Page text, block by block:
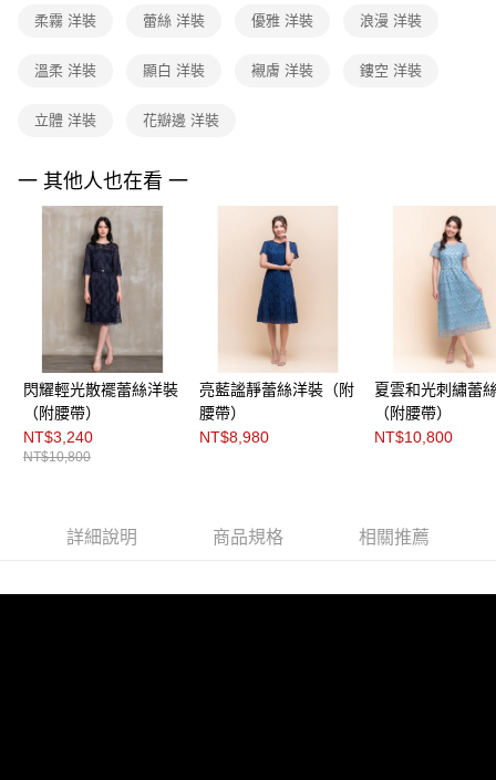
３．收到繳費通知簡訊後14天內，點擊此簡訊中的連結，可透過四大超商／
ATM／網路銀行／等多元方式進行付款，方視為交易完成。
購買商品的店家。未經商家同意取消之訂單仍視為有效，需透過AFTEE先享
※ 交易是否成功請以「AFTEE先享後付 」之結帳頁面顯示為準，若有關於
是否繳費成功／繳費後需取消欲退款等相關疑問，請聯繫「AFTEE先享後付
【注意事項】
１．透過由恩沛科技股份有限公司提供之「AFTEE先享後付」服務完成之交
易，需依本服務之必要範圍內提供個人資料，並將交易相關給付款項請求債
權轉讓予恩沛科技股份有限公司。
２．關於個人資料處理事宜，請瀏覽以下網址：
https://aftee.tw/terms/#terms3
３．未成年的使用者請事先徵得法定代理人或監護人之同意方可使用
「AFTEE先享後付」，若未經同意申辦者引起之損失，本公司不負相關責
任。
４．使用「AFTEE先享後付」時，將依據個別帳號之用戶狀況，依本公司即
時審查核予不同之上限額度；若仍有額度不足之情形，本公司將視審查結果
請求用戶進行身份認證。
５．嚴禁一人註冊多個帳號或使用他人資訊註冊。若發現惡意使用之情形，
恩沛科技股份有限公司將有權停止該用戶之使用額度並採取法律行動。
每筆NT$90，滿NT$3,600(含以上)免運費
付款後7-11取貨
黑貓宅配
每筆NT$90，滿NT$3,600(含以上)免運費
離島宅配 (蘭嶼恕不配送)
每筆NT$200，滿NT$8,000(含以上)免運費
付款後門市自取
免運費
柔霧 洋裝 蕾絲 洋裝 優雅 洋裝 浪漫 洋裝
溫柔 洋裝 顯白 洋裝 襯膚 洋裝 鏤空 洋裝
立體 洋裝 花瓣邊 洋裝
一 其他人也在看 一
閃耀輕光散襬蕾絲洋裝
（附腰帶）
NT$3,240
NT$10,800
亮藍謐靜蕾絲洋裝（附
腰帶）
NT$8,980
夏雲和光刺繡蕾
（附腰帶）
NT$10,800
詳細說明 商品規格 相關推薦